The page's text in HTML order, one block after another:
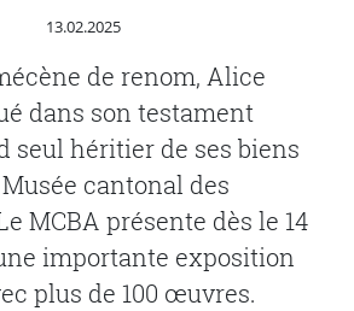
Publié le
13.02.2025
de renom, Alice
dans son testament
seul héritier de ses biens
cantonal des
MCBA présente dès le 14
importante exposition
plus de 100 œuvres.